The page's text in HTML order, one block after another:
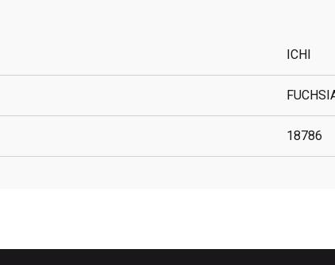
ICHI
18786